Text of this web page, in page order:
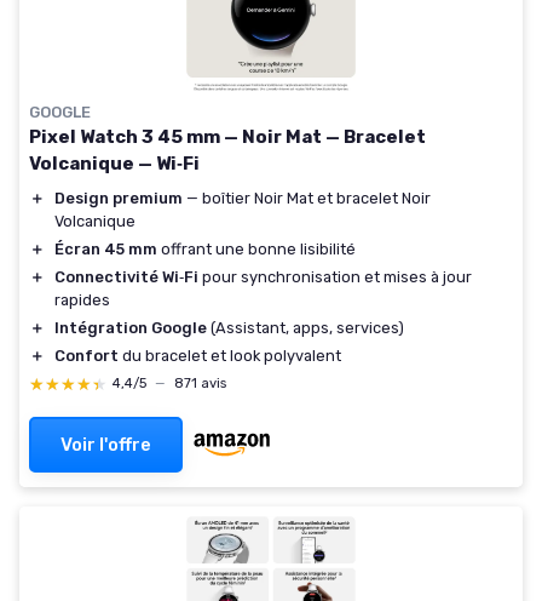
GOOGLE
Pixel Watch 3 45 mm — Noir Mat — Bracelet
Volcanique — Wi‑Fi
＋ Design premium — boîtier Noir Mat et bracelet Noir
Volcanique
＋
Écran 45 mm offrant une bonne lisibilité
＋
Connectivité Wi‑Fi pour synchronisation et mises à jour
rapides
＋
Intégration Google (Assistant, apps, services)
＋
Confort du bracelet et look polyvalent
★★★★★
★★★★★ 4,4/5 — 871 avis
Voir l'offre